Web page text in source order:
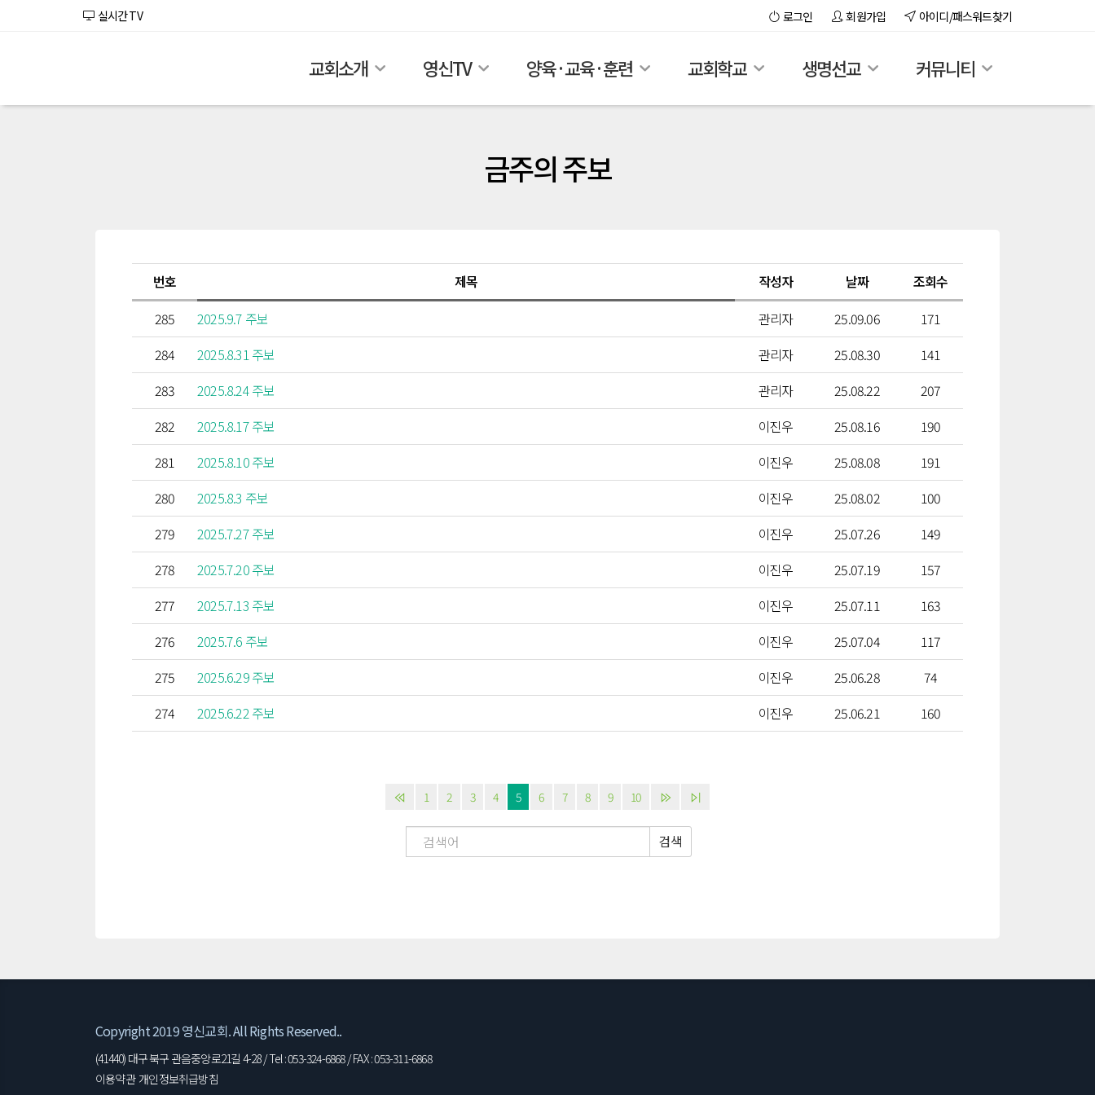
실시간 TV 로그인 회원가입 아이디/패스워드찾기
교회소개 영신TV 양육·교육·훈련 교회학교 생명선교 커뮤니티
금주의 주보
번호 제목 작성자 날짜
조회수
285
2025.9.7 주보 관리자 25.09.06
171
284
2025.8.31 주보 관리자 25.08.30
141
283
2025.8.24 주보 관리자 25.08.22
207
282
2025.8.17 주보 이진우 25.08.16
190
281
2025.8.10 주보 이진우 25.08.08
191
280
2025.8.3 주보 이진우 25.08.02
100
279
2025.7.27 주보 이진우 25.07.26
149
278
2025.7.20 주보 이진우 25.07.19
157
277
2025.7.13 주보 이진우 25.07.11
163
276
2025.7.6 주보 이진우 25.07.04
117
275
2025.6.29 주보 이진우 25.06.28
74
274
2025.6.22 주보 이진우 25.06.21 160
1 2 3 4 5 6 7 8 9 10
검색
Copyright 2019 영신교회. All Rights Reserved..
(41440) 대구 북구 관음중앙로21길 4-28 / Tel : 053-324-6868 / FAX : 053-311-6868
이용약관 개인정보취급방침